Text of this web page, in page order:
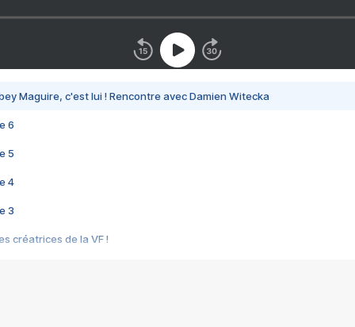
Maguire, c'est lui ! Rencontre avec Damien Witecka
6
5
4
3
créatrices de la VF !